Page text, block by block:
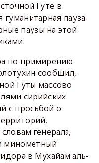
Гуте в
гуманитарная пауза.
паузы на этой
по примирению
сообщил,
Гуты массово
сирийских
с просьбой о
генерала,
минометный
в Мухайам аль-